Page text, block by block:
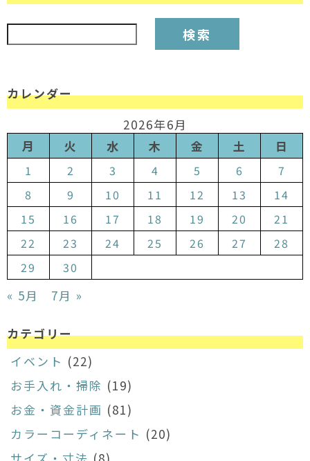
検索:
カレンダー
2026年6月
月
火 水 木 金 土 日
1 2 3 4 5 6
7
8
9 10 11 12 13
14
15
16 17 18 19 20
21
22
23 24 25 26 27
28
29
30
« 5月 7月 »
カテゴリー
イベント (22)
お手入れ・掃除 (19)
お金・資金計画 (81)
カラーコーディネート (20)